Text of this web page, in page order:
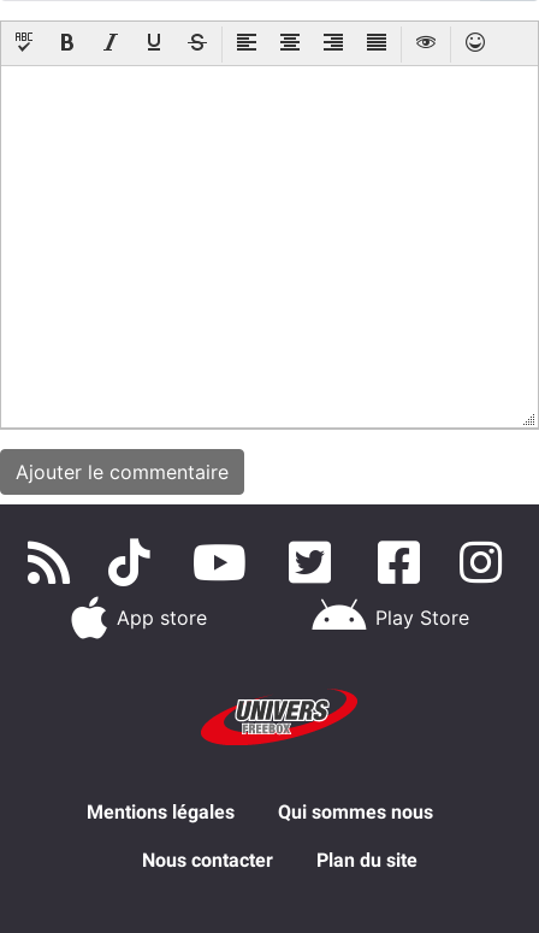
App store Play Store
Mentions légales Qui sommes nous
Nous contacter Plan du site